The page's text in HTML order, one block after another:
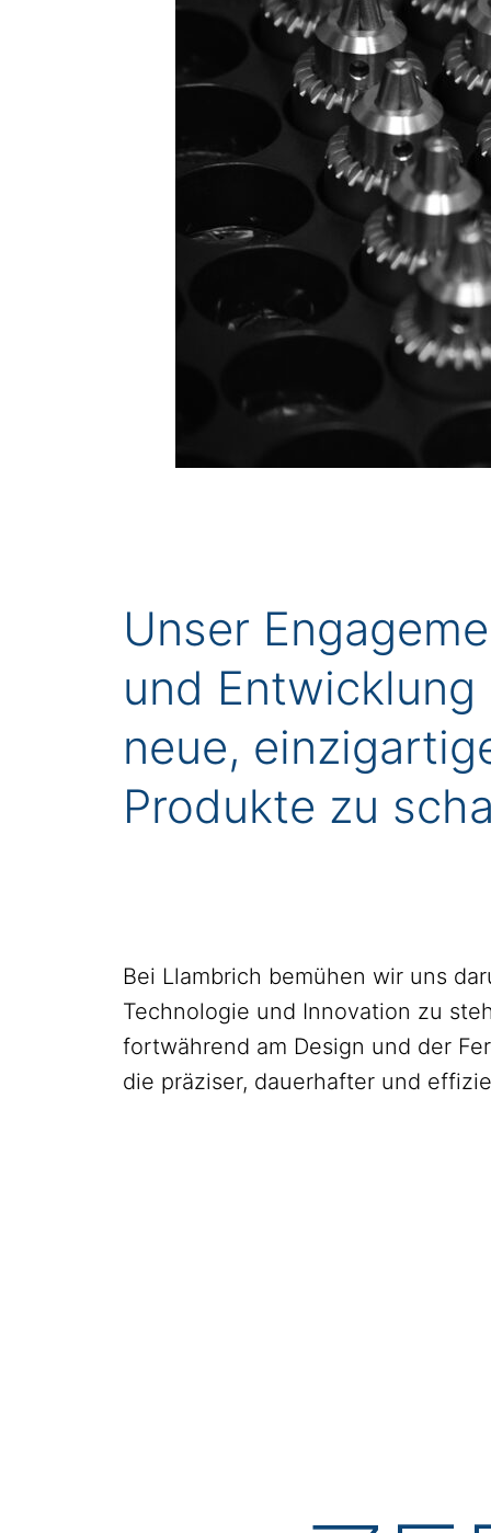
Unser
und
neue,
Produkte zu
Bei Llambrich bemühen wir uns
Technologie und Innovation zu
fortwährend am Design und der
die präziser, dauerhafter und